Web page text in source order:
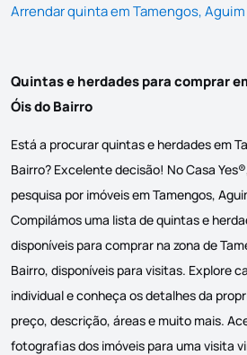
Arrendar quinta em Tamengos,
Quintas e herdades para comprar
Óis do Bairro
Está a procurar quintas e herdades em
Bairro? Excelente decisão! No Casa
pesquisa por imóveis em Tamengos,
Compilámos uma lista de quintas e
disponíveis para comprar na zona de
Bairro, disponíveis para visitas. Explore
individual e conheça os detalhes da
preço, descrição, áreas e muito mais.
fotografias dos imóveis para uma visita